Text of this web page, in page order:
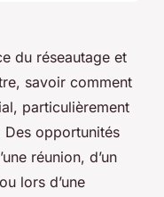
du réseautage et
savoir comment
particulièrement
Des opportunités
réunion, d’un
lors d’une